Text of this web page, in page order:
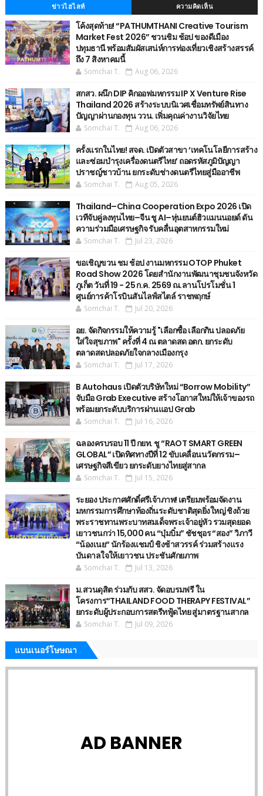
ข่าวไฮไลท์ ความคิดเห็น
โค้งสุดท้าย! “PATHUMTHANI Creative Tourism
Market Fest 2026” ชวนชิม ช้อป ของดีเมือง
ปทุมธานี พร้อมสัมผัสเสน่ห์การท่องเที่ยวเชิงสร้างสรรค์
ถึง 7 สิงหาคมนี้
Somchai T. Aug 06, 2026
สกสว. ผนึก DIP คิกออฟมหกรรม IP X Venture Rise
Thailand 2026 สร้างระบบนิเวศเชื่อมทรัพย์สินทาง
ปัญญาผ่านกองทุน ววน. เพิ่มคุณค่างานวิจัยไทย
Somchai T. Aug 06, 2026
ครั้งแรกในไทย! สจด. เปิดตัวสาขา ‘เทคโนโลยีการสร้าง
และซ่อมบำรุงเครื่องดนตรีไทย’ ​ถอดรหัสภูมิปัญญา
ปราชญ์ชาวบ้าน ยกระดับช่างดนตรีไทยสู่มืออาชีพ
Somchai T. Aug 05, 2026
Thailand–China Cooperation Expo 2026 เปิด
เวทีจับคู่ลงทุนไทย–จีน ชู AI–หุ่นยนต์ฮิวแมนนอยด์ ดัน
ความร่วมมือเศรษฐกิจ รับคลื่นอุตสาหกรรมใหม่
Somchai T. Jul 23, 2026
ขอเชิญขวน ชม ช้อป งานมหกรรม OTOP Phuket
Road Show 2026 โดยสำนักงานพัฒนาชุมชนจังหวัด
ภูเก็ต วันที่ 19 - 25 ก.ค. 2569 ณ.ลานโปรโมชั่น 1
ศูนย์การค้าโรบินสันไลฟ์สไตล์ ราชพฤกษ์
Somchai T. Jul 20, 2026
อย. จัดกิจกรรมให้ความรู้ "เลือกซื้อ เลือกกิน ปลอดภัย
ใส่ใจสุขภาพ" ครั้งที่ 4 ณ ตลาดสด อตก. ยกระดับ
ตลาดสดปลอดภัยใจกลางเมืองกรุง
Somchai T. Jul 17, 2026
B Autohaus เปิดตัวบริษัทใหม่ “Borrow Mobility”
จับมือ Grab Executive สร้างโอกาสใหม่ให้เจ้าของรถ
พร้อมยกระดับบริการผ่านแอป Grab
Somchai T. Jul 16, 2026
ฉลองครบรอบ 11 ปี กยท. ชู “RAOT SMART GREEN
GLOBAL” เปิดทิศทางปีที่ 12 ขับเคลื่อนนวัตกรรม–
เศรษฐกิจสีเขียว ยกระดับยางไทยสู่สากล
Somchai T. Jul 15, 2026
ระยอง ประกาศศักดิ์ศรีเจ้าภาพ! เตรียมพร้อมจัดงาน
มหกรรมการศึกษาท้องถิ่นระดับชาติสุดยิ่งใหญ่ ชิงถ้วย
พระราชทานพระบาทสมเด็จพระเจ้าอยู่หัว รวมสุดยอด
เยาวชนกว่า 15,000 คน “บุ๋มบิ๋ม” ชัชชุอร “สอง” วิภาวี
“น้องเนย“ นักร้องแชมป์ ชิงช้าสวรรค์ ร่วมสร้างแรง
บันดาลใจให้เยาวชน ประชันศักยภาพ
Somchai T. Jul 13, 2026
ม.สวนดุสิต ร่วมกับ สสว. จัดอบรมฟรี ใน
โครงการ“THAILAND FOOD THERAPY FESTIVAL”
ยกระดับผู้ประกอบการสตรีทฟู้ดไทย สู่มาตรฐานสากล
Somchai T. Jul 09, 2026
แบนเนอร์โษษณา
AD BANNER